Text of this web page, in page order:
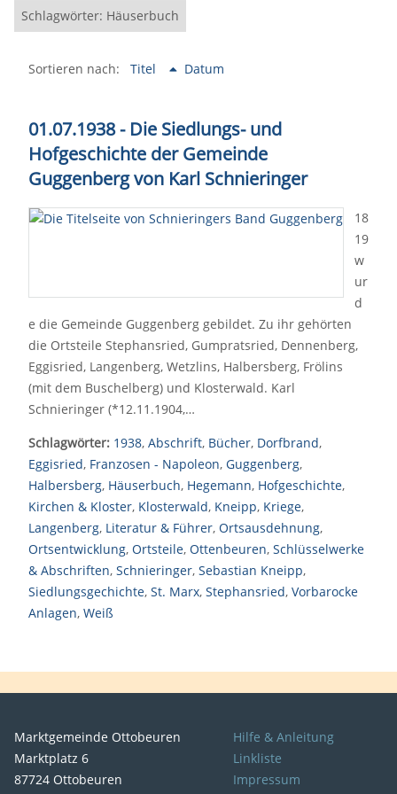
Schlagwörter: Häuserbuch
Sortieren nach: Titel Datum
01.07.1938 - Die Siedlungs- und
Hofgeschichte der Gemeinde
Guggenberg von Karl Schnieringer
18
19
w
ur
d
e die Gemeinde Guggenberg gebildet. Zu ihr gehörten
die Ortsteile Stephansried, Gumpratsried, Dennenberg,
Eggisried, Langenberg, Wetzlins, Halbersberg, Frölins
(mit dem Buschelberg) und Klosterwald. Karl
Schnieringer (*12.11.1904,…
Schlagwörter: 1938, Abschrift, Bücher, Dorfbrand,
Eggisried, Franzosen - Napoleon, Guggenberg,
Halbersberg, Häuserbuch, Hegemann, Hofgeschichte,
Kirchen & Kloster, Klosterwald, Kneipp, Kriege,
Langenberg, Literatur & Führer, Ortsausdehnung,
Ortsentwicklung, Ortsteile, Ottenbeuren, Schlüsselwerke
& Abschriften, Schnieringer, Sebastian Kneipp,
Siedlungsgechichte, St. Marx, Stephansried, Vorbarocke
Anlagen, Weiß
Marktgemeinde Ottobeuren
Marktplatz 6
87724 Ottobeuren
Hilfe & Anleitung
Linkliste
Impressum